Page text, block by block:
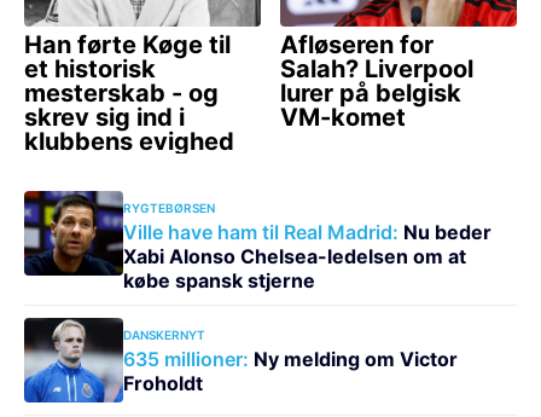
RYGTEBØRSEN
Ville have ham til Real Madrid: Nu beder
Xabi Alonso Chelsea-ledelsen om at
købe spansk stjerne
DANSKERNYT
635 millioner: Ny melding om Victor
Froholdt